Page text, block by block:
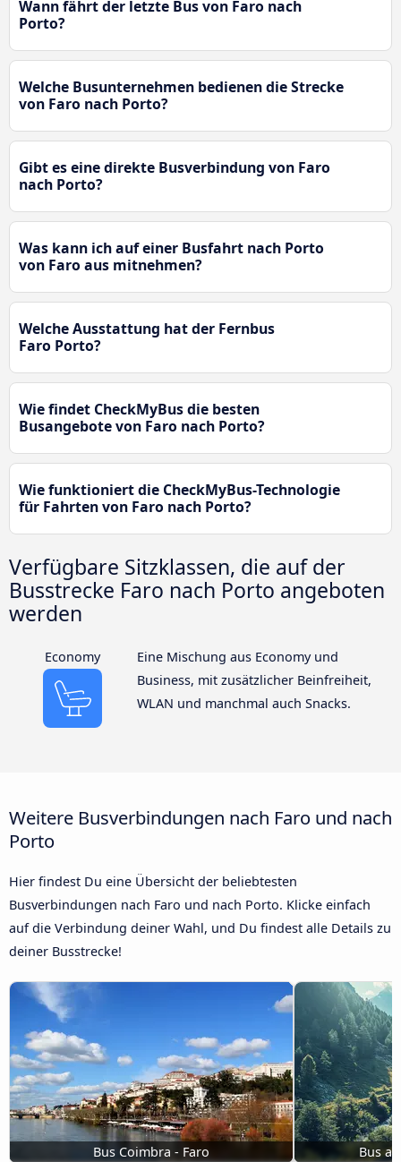
Wann fährt der letzte Bus von Faro nach
Porto?
Welche Busunternehmen bedienen die Strecke
von Faro nach Porto?
Gibt es eine direkte Busverbindung von Faro
nach Porto?
Was kann ich auf einer Busfahrt nach Porto
von Faro aus mitnehmen?
Welche Ausstattung hat der Fernbus
Faro Porto?
Wie findet CheckMyBus die besten
Busangebote von Faro nach Porto?
Wie funktioniert die CheckMyBus-Technologie
für Fahrten von Faro nach Porto?
Verfügbare Sitzklassen, die auf der
Busstrecke Faro nach Porto angeboten
werden
Economy
Eine Mischung aus Economy und
Business, mit zusätzlicher Beinfreiheit,
WLAN und manchmal auch Snacks.
Weitere Busverbindungen nach Faro und nach
Porto
Hier findest Du eine Übersicht der beliebtesten
Busverbindungen nach Faro und nach Porto. Klicke einfach
auf die Verbindung deiner Wahl, und Du findest alle Details zu
deiner Busstrecke!
Bus Coimbra - Faro Bus